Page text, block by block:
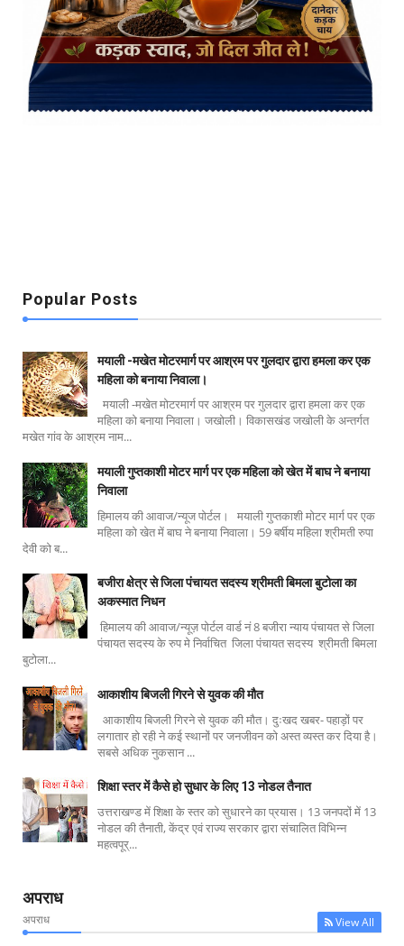
Popular Posts
मयाली -मखेत मोटरमार्ग पर आश्रम पर गुलदार द्वारा हमला कर एक
महिला को बनाया निवाला।
मयाली -मखेत मोटरमार्ग पर आश्रम पर गुलदार द्वारा हमला कर एक
महिला को बनाया निवाला। जखोली। विकासखंड जखोली के अन्तर्गत
मखेत गांव के आश्रम नाम...
मयाली गुप्तकाशी मोटर मार्ग पर एक महिला को खेत में बाघ ने बनाया
निवाला
हिमालय की आवाज/न्यूज पोर्टल। मयाली गुप्तकाशी मोटर मार्ग पर एक
महिला को खेत में बाघ ने बनाया निवाला। 59 बर्षीय महिला श्रीमती रुपा
देवी को ब...
बजीरा क्षेत्र से जिला पंचायत सदस्य श्रीमती बिमला बुटोला का
अकस्मात निधन
हिमालय की आवाज/न्यूज़ पोर्टल वार्ड नं 8 बजीरा न्याय पंचायत से जिला
पंचायत सदस्य के रुप मे निर्वाचित जिला पंचायत सदस्य श्रीमती बिमला
बुटोला...
आकाशीय बिजली गिरने से युवक की मौत
आकाशीय बिजली गिरने से युवक की मौत। दुःखद खबर- पहाड़ों पर
लगातार हो रही ने कई स्थानों पर जनजीवन को अस्त व्यस्त कर दिया है।
सबसे अधिक नुकसान ...
शिक्षा स्तर में कैसे हो सुधार के लिए 13 नोडल तैनात
उत्तराखण्ड में शिक्षा के स्तर को सुधारने का प्रयास। 13 जनपदों में 13
नोडल की तैनाती, केंद्र एवं राज्य सरकार द्वारा संचालित विभिन्न
महत्वपूर्...
अपराध
अपराध View All